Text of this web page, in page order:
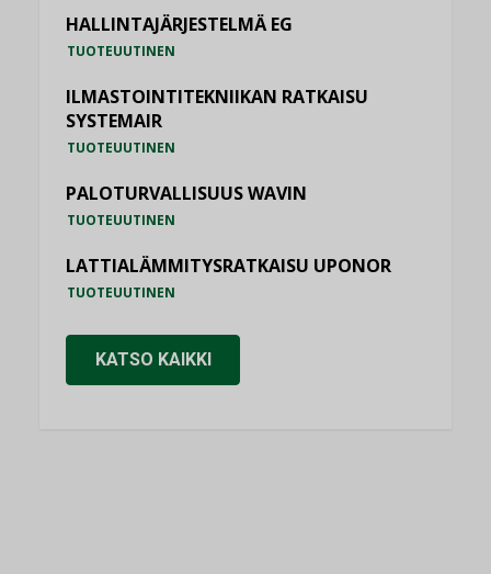
HALLINTAJÄRJESTELMÄ EG
TUOTEUUTINEN
ILMASTOINTITEKNIIKAN RATKAISU
SYSTEMAIR
TUOTEUUTINEN
PALOTURVALLISUUS WAVIN
TUOTEUUTINEN
LATTIALÄMMITYSRATKAISU UPONOR
TUOTEUUTINEN
KATSO KAIKKI